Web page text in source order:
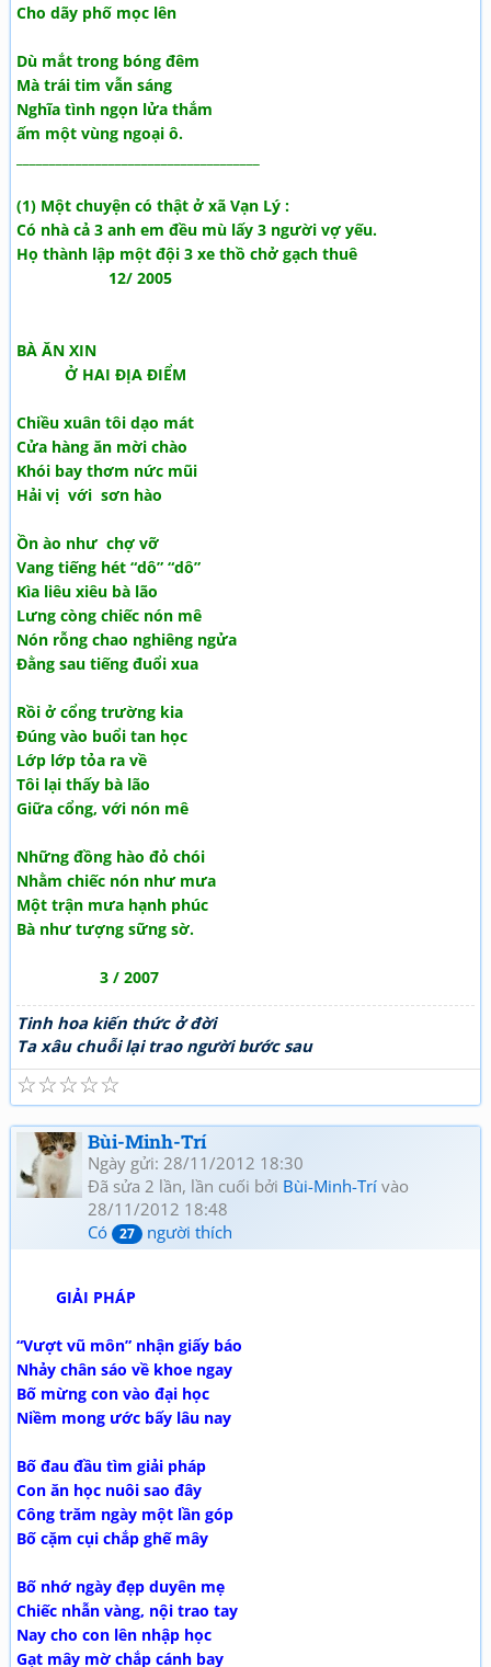
Cho dãy phố mọc lên
Dù mắt trong bóng đêm
Mà trái tim vẫn sáng
Nghĩa tình ngọn lửa thắm
ấm một vùng ngoại ô.
(1) Một chuyện có thật ở xã Vạn Lý :
Có nhà cả 3 anh em đều mù lấy 3 người vợ yếu.
Họ thành lập một đội 3 xe thồ chở gạch thuê
12/ 2005
BÀ ĂN XIN
Ở HAI ĐỊA ĐIỂM
Chiều xuân tôi dạo mát
Cửa hàng ăn mời chào
Khói bay thơm nức mũi
Hải vị với sơn hào
Ồn ào như chợ vỡ
Vang tiếng hét “dô” “dô”
Kìa liêu xiêu bà lão
Lưng còng chiếc nón mê
Nón rỗng chao nghiêng ngửa
Đằng sau tiếng đuổi xua
Rồi ở cổng trường kia
Đúng vào buổi tan học
Lớp lớp tỏa ra về
Tôi lại thấy bà lão
Giữa cổng, với nón mê
Những đồng hào đỏ chói
Nhằm chiếc nón như mưa
Một trận mưa hạnh phúc
Bà như tượng sững sờ.
3 / 2007
Tinh hoa kiến thức ở đời
Ta xâu chuỗi lại trao người bước sau
☆
☆
☆
☆
☆
Bùi-Minh-Trí
Ngày gửi: 28/11/2012 18:30
Đã sửa 2 lần, lần cuối bởi Bùi-Minh-Trí vào
28/11/2012 18:48
Có
27 người thích
GIẢI PHÁP
“Vượt vũ môn” nhận giấy báo
Nhảy chân sáo về khoe ngay
Bố mừng con vào đại học
Niềm mong ước bấy lâu nay
Bố đau đầu tìm giải pháp
Con ăn học nuôi sao đây
Công trăm ngày một lần góp
Bố cặm cụi chắp ghế mây
Bố nhớ ngày đẹp duyên mẹ
Chiếc nhẫn vàng, nội trao tay
Nay cho con lên nhập học
Gạt mây mờ chắp cánh bay